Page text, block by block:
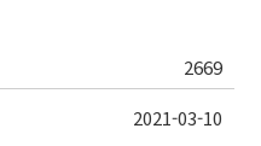
2669
2021-03-10